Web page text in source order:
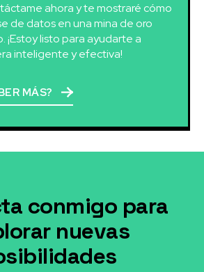
ahora y te mostraré cómo
de datos en una mina de oro
¡Estoy listo para ayudarte a
inteligente y efectiva!
MÁS?
conmigo para
nuevas